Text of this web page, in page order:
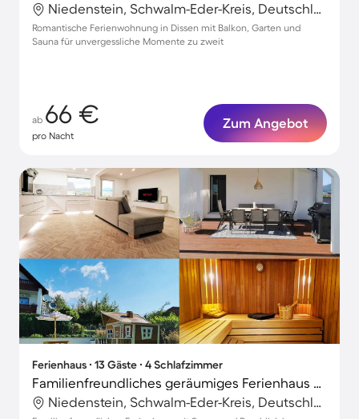
Niedenstein, Schwalm-Eder-Kreis, Deutschland
Romantische Ferienwohnung in Dissen mit Balkon, Garten und
Sauna für unvergessliche Momente zu zweit
ab 66 €
pro Nacht
Zum Angebot
Ferienhaus ∙ 13 Gäste ∙ 4 Schlafzimmer
Familienfreundliches geräumiges Ferienhaus mit Terrasse, Sauna und Garten | Bergblick
Niedenstein, Schwalm-Eder-Kreis, Deutschland